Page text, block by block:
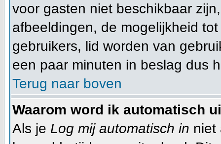
voor gasten niet beschikbaar
afbeeldingen, de mogelijkheid
gebruikers, lid worden van
een paar minuten in beslag dus
Terug naar boven
Waarom word ik automatisch
Als je Log mij automatisch in niet